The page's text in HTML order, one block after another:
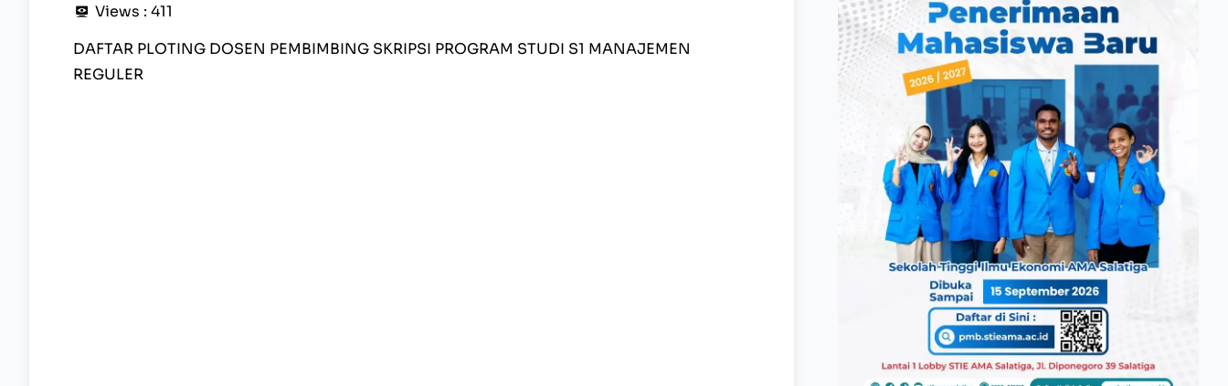
Views : 411
DAFTAR PLOTING DOSEN PEMBIMBING SKRIPSI PROGRAM STUDI S1 MANAJEMEN
REGULER